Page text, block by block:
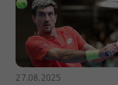
27.08.2025